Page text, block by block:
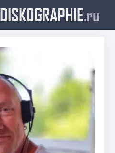
DISKOGRAPHIE.ru